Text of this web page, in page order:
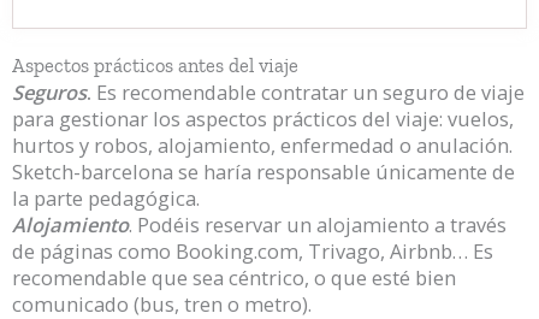
Aspectos prácticos antes del viaje
Seguros. Es recomendable contratar un seguro de viaje
para gestionar los aspectos prácticos del viaje: vuelos,
hurtos y robos, alojamiento, enfermedad o anulación.
Sketch-barcelona se haría responsable únicamente de
la parte pedagógica.
Alojamiento. Podéis reservar un alojamiento a través
de páginas como Booking.com, Trivago, Airbnb… Es
recomendable que sea céntrico, o que esté bien
comunicado (bus, tren o metro).